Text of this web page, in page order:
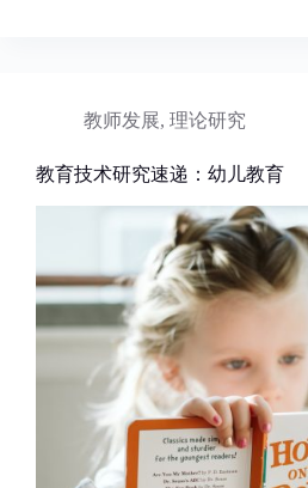
教师发展, 理论研究
教育技术研究速递：幼儿教育